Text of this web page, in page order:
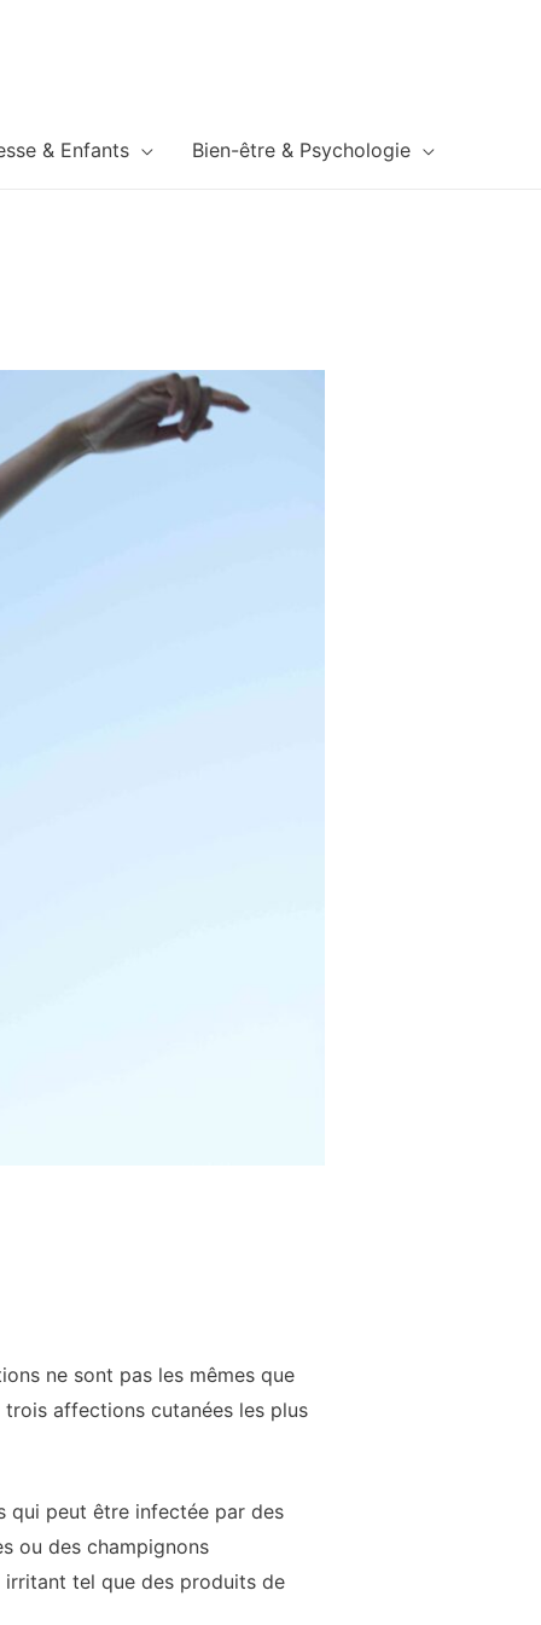
& Enfants Bien-être & Psychologie
ne sont pas les mêmes que
trois affections cutanées les plus
qui peut être infectée par des
ou des champignons
tel que des produits de